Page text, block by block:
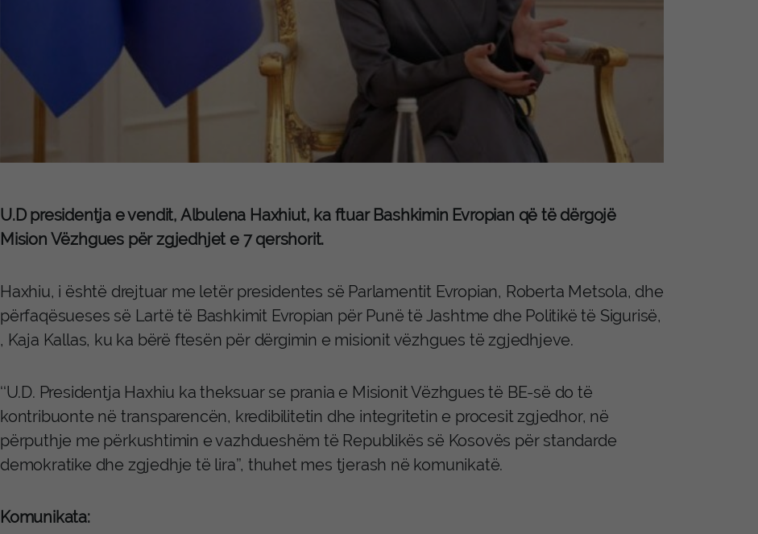
U.D presidentja e vendit, Albulena Haxhiut, ka ftuar Bashkimin Evropian që të dërgojë
Mision Vëzhgues për zgjedhjet e 7 qershorit.
Haxhiu, i është drejtuar me letër presidentes së Parlamentit Evropian, Roberta Metsola, dhe
përfaqësueses së Lartë të Bashkimit Evropian për Punë të Jashtme dhe Politikë të Sigurisë,
, Kaja Kallas, ku ka bërë ftesën për dërgimin e misionit vëzhgues të zgjedhjeve.
‘‘U.D. Presidentja Haxhiu ka theksuar se prania e Misionit Vëzhgues të BE-së do të
kontribuonte në transparencën, kredibilitetin dhe integritetin e procesit zgjedhor, në
përputhje me përkushtimin e vazhdueshëm të Republikës së Kosovës për standarde
demokratike dhe zgjedhje të lira’’, thuhet mes tjerash në komunikatë.
Komunikata: